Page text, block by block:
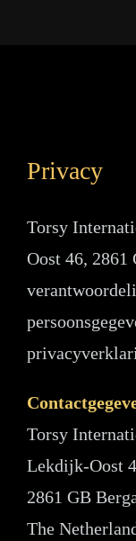
Privacy
Torsy
Oost 46, 2861
Torsy
Lekdijk-Oost
2861 GB
The